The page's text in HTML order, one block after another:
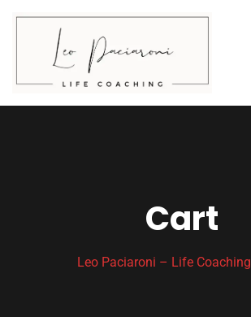
Cart
Leo Paciaroni – Life Coaching